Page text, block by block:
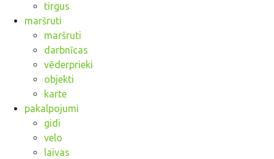
tirgus
maršruti
maršruti
darbnīcas
vēderprieki
objekti
karte
pakalpojumi
gidi
velo
laivas